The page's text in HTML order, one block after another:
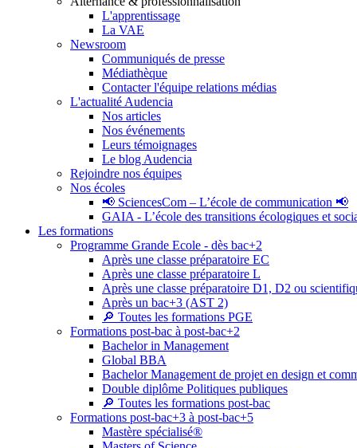
L'apprentissage
La VAE
Newsroom
Communiqués de presse
Médiathèque
Contacter l'équipe relations médias
L'actualité Audencia
Nos articles
Nos événements
Leurs témoignages
Le blog Audencia
Rejoindre nos équipes
Nos écoles
📢 SciencesCom – L’école de communication 📢
GAIA - L’école des transitions écologiques et
Les formations
Programme Grande Ecole - dès bac+2
Après une classe préparatoire EC
Après une classe préparatoire L
Après une classe préparatoire D1, D2 ou
Après un bac+3 (AST 2)
🔎 Toutes les formations PGE
Formations post-bac à post-bac+2
Bachelor in Management
Global BBA
Bachelor Management de projet en design et
Double diplôme Politiques publiques
🔎 Toutes les formations post-bac
Formations post-bac+3 à post-bac+5
Mastère spécialisé®